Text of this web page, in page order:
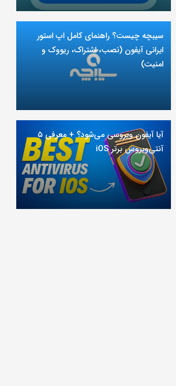
سیبچه چیست؟ راهنمای کامل اپ استور
ایرانی آیفون (نصب، اشتراک، ریووک و
امنیت)
آیا آیفون ویروسی می‌شود؟ + معرفی ۵
آنتی‌ویروس برتر iOS